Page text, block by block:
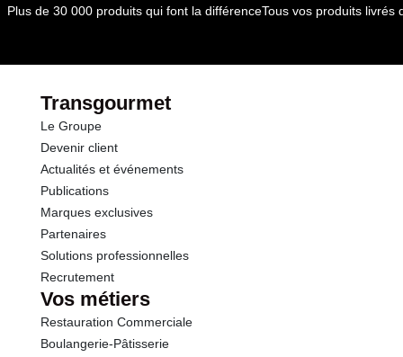
Sel
Sodium
par le(s) fournisseur(s) de Transgourmet
Plus de 30 000 produits qui font la différenceTous vos produits livrés
Transgourmet
Le Groupe
Devenir client
Actualités et événements
Publications
Marques exclusives
Partenaires
Solutions professionnelles
Recrutement
Vos métiers
Restauration Commerciale
Boulangerie-Pâtisserie